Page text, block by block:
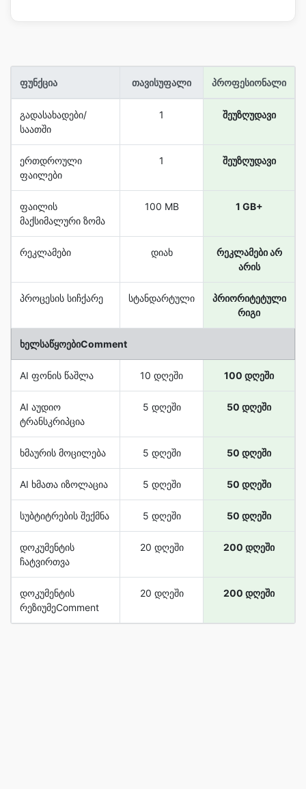
ფუნქცია თავისუფალი პროფესიონალი
გადასახადები/
საათში
1 შეუზღუდავი
ერთდროული
ფაილები
1 შეუზღუდავი
ფაილის
მაქსიმალური ზომა
100 MB 1 GB+
რეკლამები დიახ
რეკლამები არ
არის
პროცესის სიჩქარე სტანდარტული
პრიორიტეტული
რიგი
ხელსაწყოებიComment
AI ფონის წაშლა 10 დღეში 100 დღეში
AI აუდიო
ტრანსკრიპცია
5 დღეში 50 დღეში
ხმაურის მოცილება 5 დღეში 50 დღეში
AI ხმათა იზოლაცია 5 დღეში 50 დღეში
სუბტიტრების შექმნა 5 დღეში 50 დღეში
დოკუმენტის
ჩატვირთვა
20 დღეში 200 დღეში
დოკუმენტის
რეზიუმეComment
20 დღეში 200 დღეში